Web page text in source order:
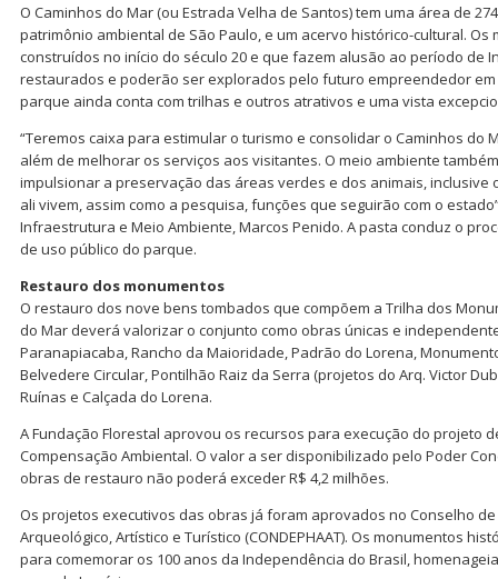
O Caminhos do Mar (ou Estrada Velha de Santos) tem uma área de
patrimônio ambiental de São Paulo, e um acervo histórico-cultural. Os
construídos no início do século 20 e que fazem alusão ao período de
restaurados e poderão ser explorados pelo futuro empreendedor em
parque ainda conta com trilhas e outros atrativos e uma vista
“Teremos caixa para estimular o turismo e consolidar o Caminhos do
além de melhorar os serviços aos visitantes. O meio ambiente
impulsionar a preservação das áreas verdes e dos animais, inclusive
ali vivem, assim como a pesquisa, funções que seguirão com o
Infraestrutura e Meio Ambiente, Marcos Penido. A pasta conduz o
de uso público do parque.
Restauro dos monumentos
O restauro dos nove bens tombados que compõem a Trilha dos
do Mar deverá valorizar o conjunto como obras únicas e
Paranapiacaba, Rancho da Maioridade, Padrão do Lorena,
Belvedere Circular, Pontilhão Raiz da Serra (projetos do Arq. Victor
Ruínas e Calçada do Lorena.
A Fundação Florestal aprovou os recursos para execução do projeto
Compensação Ambiental. O valor a ser disponibilizado pelo Poder
obras de restauro não poderá exceder R$ 4,2 milhões.
Os projetos executivos das obras já foram aprovados no Conselho
Arqueológico, Artístico e Turístico (CONDEPHAAT). Os monumentos
para comemorar os 100 anos da Independência do Brasil,